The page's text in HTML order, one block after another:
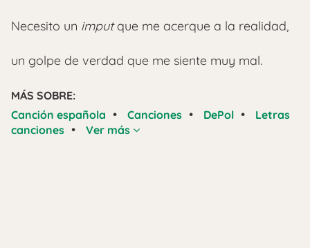
Necesito un imputque me acerque a la realidad,
un golpe de verdad que me siente muy mal.
MÁS SOBRE:
Canción española • Canciones • DePol •
Letras
canciones • Ver más